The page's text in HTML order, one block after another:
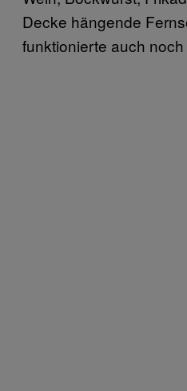
Decke hängende
funktionierte auch